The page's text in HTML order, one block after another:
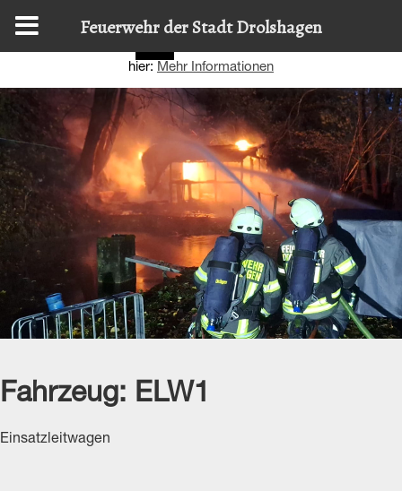
Fahrzeug: ELW1
Einsatzleitwagen
Diese Website nutzt Cookies, um bestmögliche Funktionalität
hier: Mehr Informationen
Feuerwehr der Stadt Drolshagen